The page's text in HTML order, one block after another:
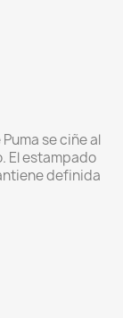
se ciñe al
El estampado
definida